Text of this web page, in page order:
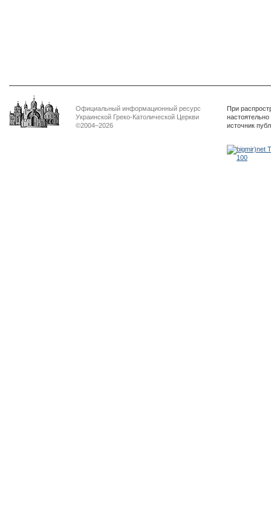
Официальный информационный ресурс
Украинской Греко-Католической Церкви
©2004–2026
При
источник